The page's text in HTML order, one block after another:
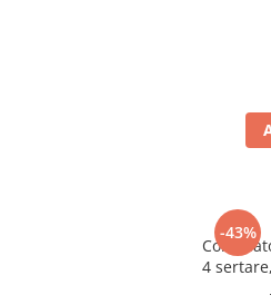
-43%
4